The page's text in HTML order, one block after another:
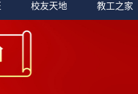
校友天地 教工之家